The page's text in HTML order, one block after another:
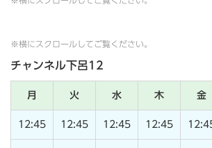
※横にスクロールしてご覧ください。
チャンネル下呂12
月 火 水 木 金
12:45 12:45 12:45 12:45